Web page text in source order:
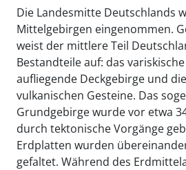
Die Landesmitte Deutschlands
Mittelgebirgen eingenommen.
weist der mittlere Teil
Bestandteile auf: das
aufliegende Deckgebirge und
vulkanischen Gesteine. Das
Grundgebirge wurde vor etwa
durch tektonische Vorgänge
Erdplatten wurden
gefaltet. Während des